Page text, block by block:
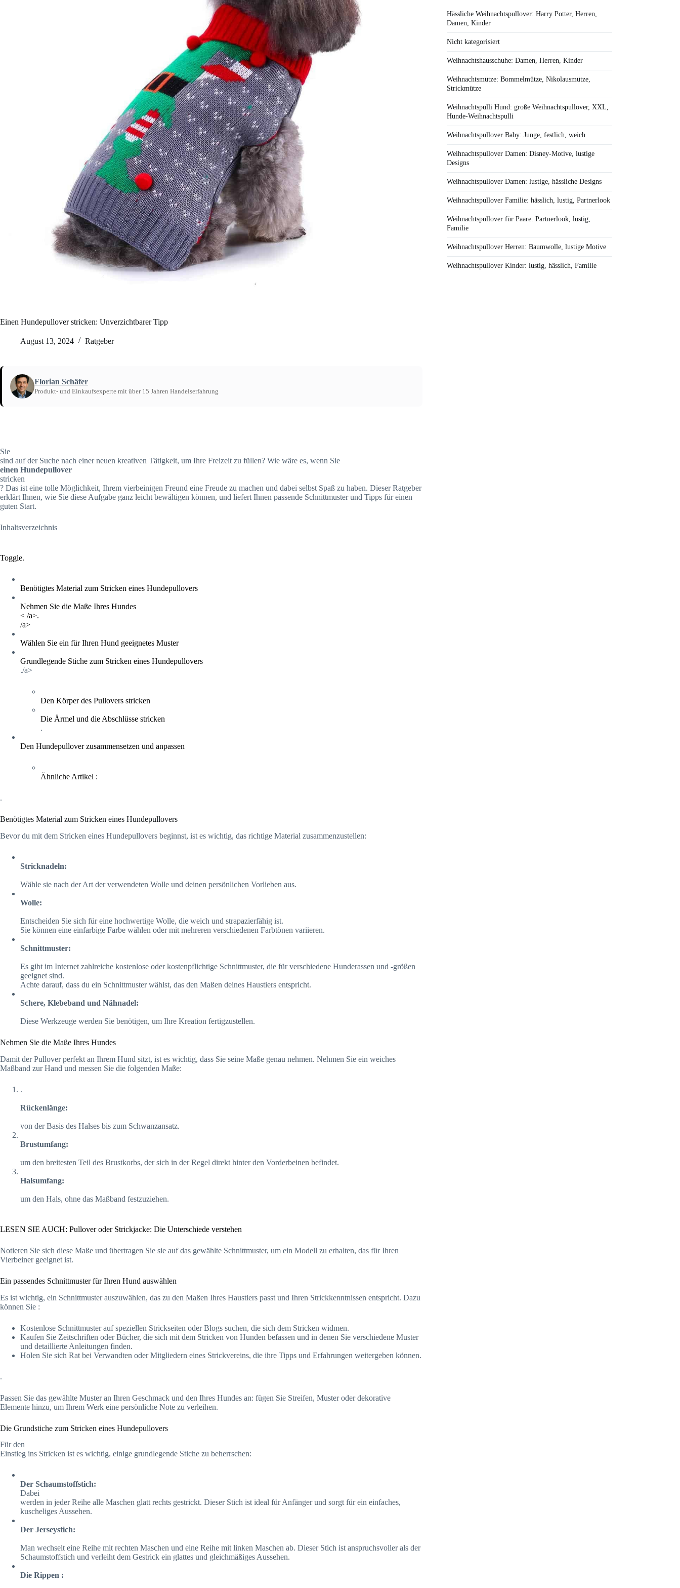
Einen Hundepullover stricken: Unverzichtbarer Tipp
August 13, 2024 Ratgeber
Florian Schäfer
Produkt- und Einkaufsexperte mit über 15 Jahren Handelserfahrung
Sie
sind auf der Suche nach einer neuen kreativen Tätigkeit, um Ihre Freizeit zu füllen? Wie wäre es, wenn Sie
einen Hundepullover
stricken
? Das ist eine tolle Möglichkeit, Ihrem vierbeinigen Freund eine Freude zu machen und dabei selbst Spaß zu haben. Dieser Ratgeber
erklärt Ihnen, wie Sie diese Aufgabe ganz leicht bewältigen können, und liefert Ihnen passende Schnittmuster und Tipps für einen
guten Start.
Inhaltsverzeichnis
Toggle.
Benötigtes Material zum Stricken eines Hundepullovers
Nehmen Sie die Maße Ihres Hundes
< /a>.
/a>
Wählen Sie ein für Ihren Hund geeignetes Muster
Grundlegende Stiche zum Stricken eines Hundepullovers
./a>
Den Körper des Pullovers stricken
Die Ärmel und die Abschlüsse stricken
.
Den Hundepullover zusammensetzen und anpassen
Ähnliche Artikel :
.
Benötigtes Material zum Stricken eines Hundepullovers
Bevor du mit dem Stricken eines Hundepullovers beginnst, ist es wichtig, das richtige Material zusammenzustellen:
Stricknadeln:
Wähle sie nach der Art der verwendeten Wolle und deinen persönlichen Vorlieben aus.
Wolle:
Entscheiden Sie sich für eine hochwertige Wolle, die weich und strapazierfähig ist.
Sie können eine einfarbige Farbe wählen oder mit mehreren verschiedenen Farbtönen variieren.
Schnittmuster:
Es gibt im Internet zahlreiche kostenlose oder kostenpflichtige Schnittmuster, die für verschiedene Hunderassen und -größen
geeignet sind.
Achte darauf, dass du ein Schnittmuster wählst, das den Maßen deines Haustiers entspricht.
Schere, Klebeband und Nähnadel:
Diese Werkzeuge werden Sie benötigen, um Ihre Kreation fertigzustellen.
Nehmen Sie die Maße Ihres Hundes
Damit der Pullover perfekt an Ihrem Hund sitzt, ist es wichtig, dass Sie seine Maße genau nehmen. Nehmen Sie ein weiches
Maßband zur Hand und messen Sie die folgenden Maße:
.
Rückenlänge:
von der Basis des Halses bis zum Schwanzansatz.
Brustumfang:
um den breitesten Teil des Brustkorbs, der sich in der Regel direkt hinter den Vorderbeinen befindet.
Halsumfang:
um den Hals, ohne das Maßband festzuziehen.
LESEN SIE AUCH: Pullover oder Strickjacke: Die Unterschiede verstehen
Notieren Sie sich diese Maße und übertragen Sie sie auf das gewählte Schnittmuster, um ein Modell zu erhalten, das für Ihren
Vierbeiner geeignet ist.
Ein passendes Schnittmuster für Ihren Hund auswählen
Es ist wichtig, ein Schnittmuster auszuwählen, das zu den Maßen Ihres Haustiers passt und Ihren Strickkenntnissen entspricht. Dazu
können Sie :
Kostenlose Schnittmuster auf speziellen Strickseiten oder Blogs suchen, die sich dem Stricken widmen.
Kaufen Sie Zeitschriften oder Bücher, die sich mit dem Stricken von Hunden befassen und in denen Sie verschiedene Muster
und detaillierte Anleitungen finden.
Holen Sie sich Rat bei Verwandten oder Mitgliedern eines Strickvereins, die ihre Tipps und Erfahrungen weitergeben können.
.
Passen Sie das gewählte Muster an Ihren Geschmack und den Ihres Hundes an: fügen Sie Streifen, Muster oder dekorative
Elemente hinzu, um Ihrem Werk eine persönliche Note zu verleihen.
Die Grundstiche zum Stricken eines Hundepullovers
Für den
Einstieg ins Stricken ist es wichtig, einige grundlegende Stiche zu beherrschen:
Der Schaumstoffstich:
Dabei
werden in jeder Reihe alle Maschen glatt rechts gestrickt. Dieser Stich ist ideal für Anfänger und sorgt für ein einfaches,
kuscheliges Aussehen.
Der Jerseystich:
Man wechselt eine Reihe mit rechten Maschen und eine Reihe mit linken Maschen ab. Dieser Stich ist anspruchsvoller als der
Schaumstoffstich und verleiht dem Gestrick ein glattes und gleichmäßiges Aussehen.
Die Rippen :
Hässliche Weihnachtspullover: Harry Potter, Herren,
Damen, Kinder
Nicht kategorisiert
Weihnachtshausschuhe: Damen, Herren, Kinder
Weihnachtsmütze: Bommelmütze, Nikolausmütze,
Strickmütze
Weihnachtspulli Hund: große Weihnachtspullover, XXL,
Hunde-Weihnachtspulli
Weihnachtspullover Baby: Junge, festlich, weich
Weihnachtspullover Damen: Disney-Motive, lustige
Designs
Weihnachtspullover Damen: lustige, hässliche Designs
Weihnachtspullover Familie: hässlich, lustig, Partnerlook
Weihnachtspullover für Paare: Partnerlook, lustig,
Familie
Weihnachtspullover Herren: Baumwolle, lustige Motive
Weihnachtspullover Kinder: lustig, hässlich, Familie